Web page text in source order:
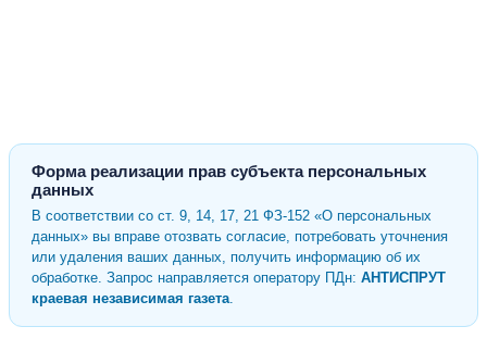
Форма реализации прав субъекта персональных
данных
В соответствии со ст. 9, 14, 17, 21 ФЗ-152 «О персональных
данных» вы вправе отозвать согласие, потребовать уточнения
или удаления ваших данных, получить информацию об их
обработке. Запрос направляется оператору ПДн: АНТИСПРУТ
краевая независимая газета